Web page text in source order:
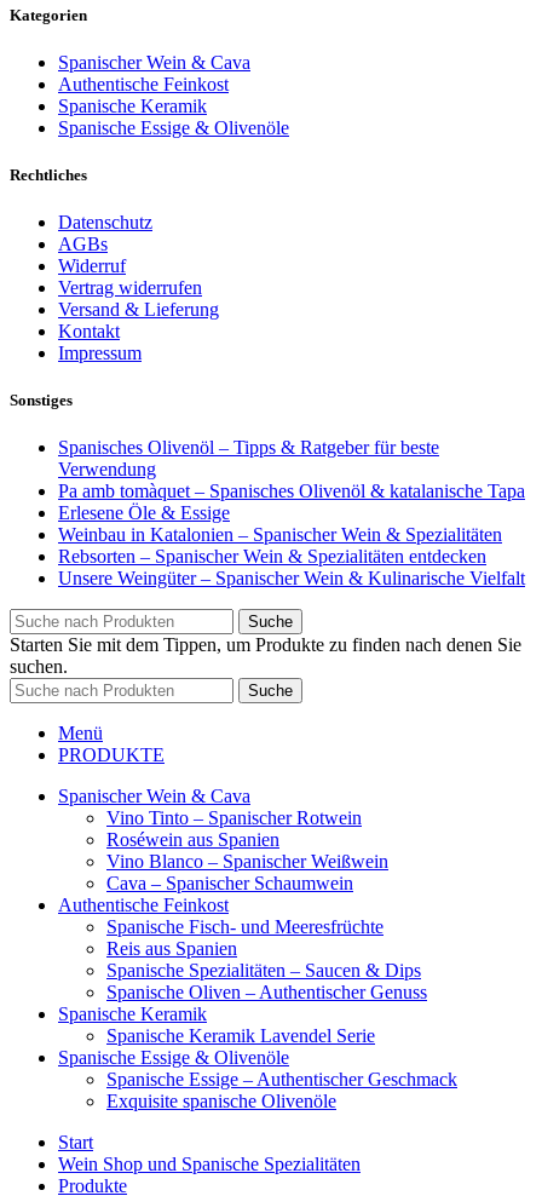
Kategorien
Spanischer Wein & Cava
Authentische Feinkost
Spanische Keramik
Spanische Essige & Olivenöle
Rechtliches
Datenschutz
AGBs
Widerruf
Vertrag widerrufen
Versand & Lieferung
Kontakt
Impressum
Sonstiges
Spanisches Olivenöl – Tipps & Ratgeber für beste
Verwendung
Pa amb tomàquet – Spanisches Olivenöl & katalanische Tapa
Erlesene Öle & Essige
Weinbau in Katalonien – Spanischer Wein & Spezialitäten
Rebsorten – Spanischer Wein & Spezialitäten entdecken
Unsere Weingüter – Spanischer Wein & Kulinarische Vielfalt
Suche
Starten Sie mit dem Tippen, um Produkte zu finden nach denen Sie
suchen.
Suche
Menü
PRODUKTE
Spanischer Wein & Cava
Vino Tinto – Spanischer Rotwein
Roséwein aus Spanien
Vino Blanco – Spanischer Weißwein
Cava – Spanischer Schaumwein
Authentische Feinkost
Spanische Fisch- und Meeresfrüchte
Reis aus Spanien
Spanische Spezialitäten – Saucen & Dips
Spanische Oliven – Authentischer Genuss
Spanische Keramik
Spanische Keramik Lavendel Serie
Spanische Essige & Olivenöle
Spanische Essige – Authentischer Geschmack
Exquisite spanische Olivenöle
Start
Wein Shop und Spanische Spezialitäten
Produkte